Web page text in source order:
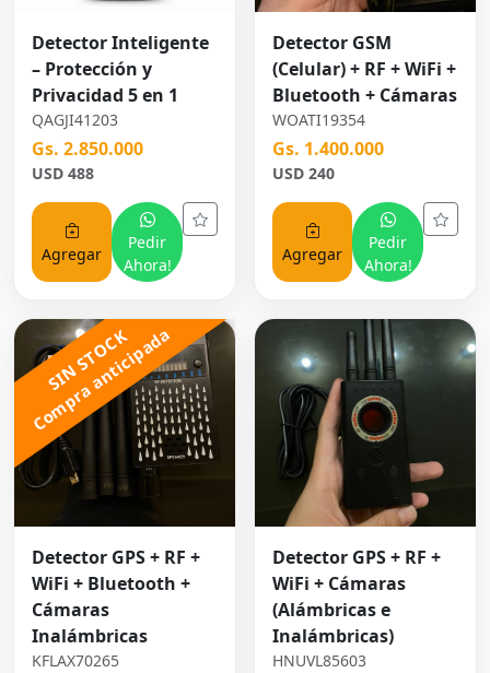
Detector Inteligente
– Protección y
Privacidad 5 en 1
QAGJI41203
Gs. 2.850.000
USD 488
Agregar
Pedir
Ahora!
Detector GSM
(Celular) + RF + WiFi +
Bluetooth + Cámaras
WOATI19354
Gs. 1.400.000
USD 240
Agregar
Pedir
Ahora!
SIN STOCK
Compra anticipada
Detector GPS + RF +
WiFi + Bluetooth +
Cámaras
Inalámbricas
KFLAX70265
Detector GPS + RF +
WiFi + Cámaras
(Alámbricas e
Inalámbricas)
HNUVL85603